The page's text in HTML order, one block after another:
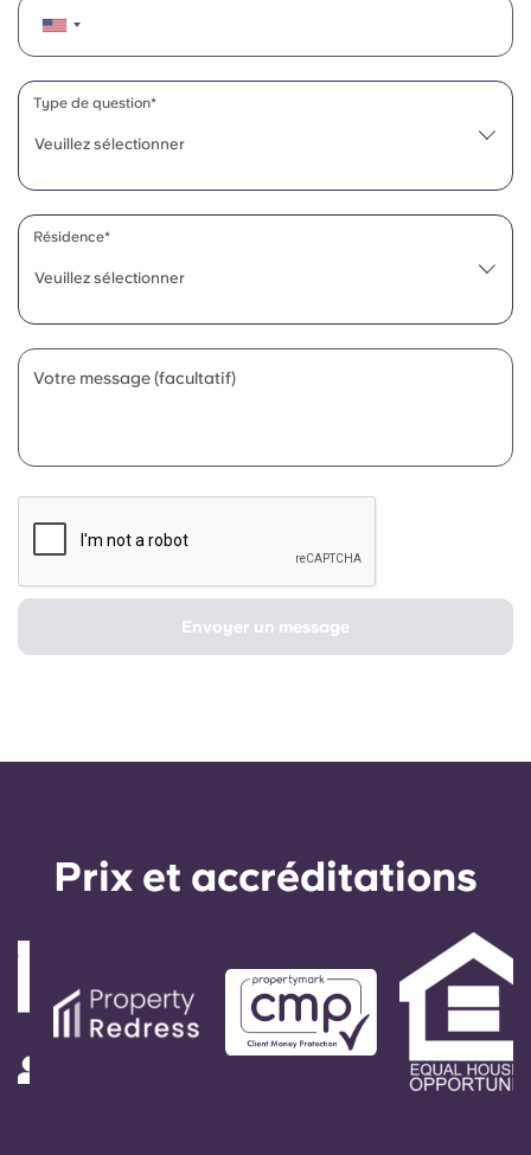
Italian
Portuguese
Veuillez sélectionner
Type de question*
Veuillez sélectionner
Résidence*
Votre message (facultatif)
Envoyer un message
Prix ​​et accréditations